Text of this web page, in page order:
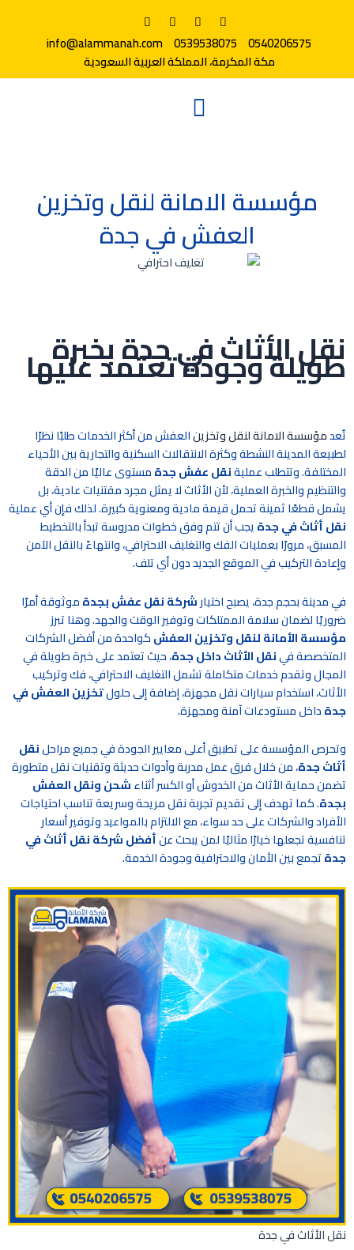
0540206575
0539538075
info@alammanah.com
مكة المكرمة، المملكة العربية السعودية
مؤسسة الامانة لنقل وتخزين
العفش في جدة
نقل الأثاث في جدة بخبرة
طويلة وجودة تعتمد عليها
تُعدمؤسسة الامانة لنقل وتخزينالعفش من أكثر الخدمات طلبًا نظرًا
لطبيعة المدينة النشطة وكثرة الانتقالات السكنية والتجارية بين الأحياء
المختلفة. وتتطلب عمليةنقل عفش جدةمستوى عاليًا من الدقة
والتنظيم والخبرة العملية، لأن الأثاث لا يمثل مجرد مقتنيات عادية، بل
يشمل قطعًا ثمينة تحمل قيمة مادية ومعنوية كبيرة. لذلك فإن أي عملية
نقل أثاث في جدةيجب أن تتم وفق خطوات مدروسة تبدأ بالتخطيط
المسبق، مرورًا بعمليات الفك والتغليف الاحترافي، وانتهاءً بالنقل الآمن
وإعادة التركيب في الموقع الجديد دون أي تلف.
في مدينة بحجم جدة، يصبح اختيارشركة نقل عفش بجدةموثوقة أمرًا
ضروريًا لضمان سلامة الممتلكات وتوفير الوقت والجهد. وهنا تبرز
مؤسسة الأمانة لنقل وتخزين العفشكواحدة من أفضل الشركات
المتخصصة فينقل الأثاث داخل جدة، حيث تعتمد على خبرة طويلة في
المجال وتقدم خدمات متكاملة تشمل التغليف الاحترافي، فك وتركيب
الأثاث، استخدام سيارات نقل مجهزة، إضافة إلى حلولتخزين العفش في
جدةداخل مستودعات آمنة ومجهزة.
وتحرص المؤسسة على تطبيق أعلى معايير الجودة في جميع مراحلنقل
أثاث جدة، من خلال فرق عمل مدربة وأدوات حديثة وتقنيات نقل متطورة
تضمن حماية الأثاث من الخدوش أو الكسر أثناءشحن ونقل العفش
بجدة. كما تهدف إلى تقديم تجربة نقل مريحة وسريعة تناسب احتياجات
الأفراد والشركات على حد سواء، مع الالتزام بالمواعيد وتوفير أسعار
تنافسية تجعلها خيارًا مثاليًا لمن يبحث عنأفضل شركة نقل أثاث في
جدةتجمع بين الأمان والاحترافية وجودة الخدمة.
نقل الأثاث في جدة